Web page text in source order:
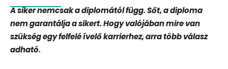
A siker nemcsak a diplomától függ. Sőt, a diploma
nem garantálja a sikert. Hogy valójában mire van
szükség egy felfelé ívelő karrierhez, arra több válasz
adható.